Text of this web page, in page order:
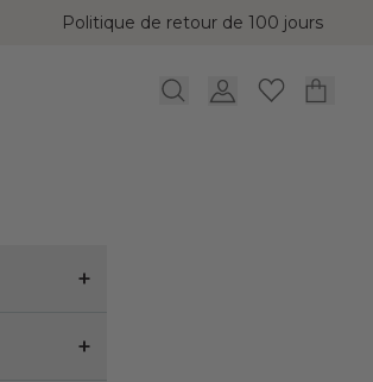
Politique de retour de 100 jours